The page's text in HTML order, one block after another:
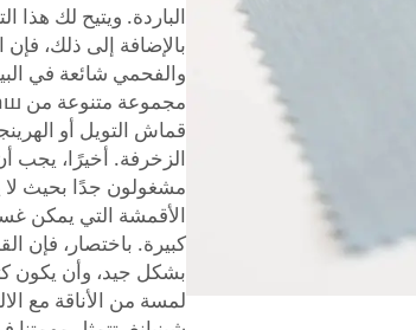
الباردة. ويتيح لك هذا
بالإضافة إلى ذلك،
والفحمي شائعة في
قماش التويل أو
الزخرفة. أخيرًا، يجب
مشغولون جدًا بحيث لا
الأقمشة التي يمكن
كبيرة. باختصار، فإن
بشكل جيد، وأن يكون
لمسة من الأناقة مع